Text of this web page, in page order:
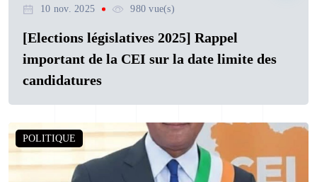
10 nov. 2025 980 vue(s)
[Elections législatives 2025] Rappel
important de la CEI sur la date limite des
candidatures
POLITIQUE